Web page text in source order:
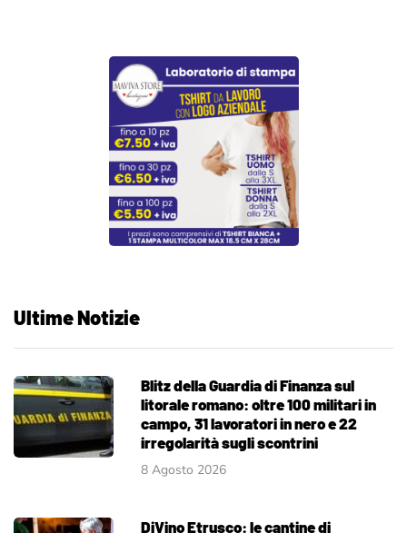
Ultime Notizie
Blitz della Guardia di Finanza sul
litorale romano: oltre 100 militari in
campo, 31 lavoratori in nero e 22
irregolarità sugli scontrini
8 Agosto 2026
DiVino Etrusco: le cantine di